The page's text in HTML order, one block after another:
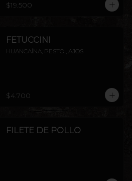
$19.500
FETUCCINI
HUANCAÍNA, PESTO , AJOS
$4.700
FILETE DE POLLO